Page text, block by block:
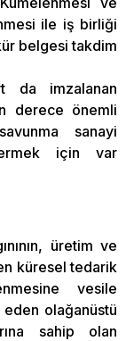
ile iş birliği
belgesi takdim
da imzalanan
derece önemli
sanayi
için var
üretim ve
küresel tedarik
vesile
olağanüstü
sahip olan